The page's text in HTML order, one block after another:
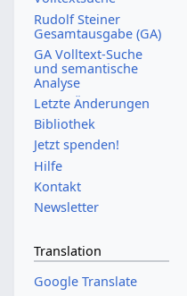
Rudolf Steiner
Gesamtausgabe (GA)
GA Volltext-Suche
und semantische
Analyse
Letzte Änderungen
Bibliothek
Jetzt spenden!
Hilfe
Kontakt
Newsletter
Translation
Google Translate